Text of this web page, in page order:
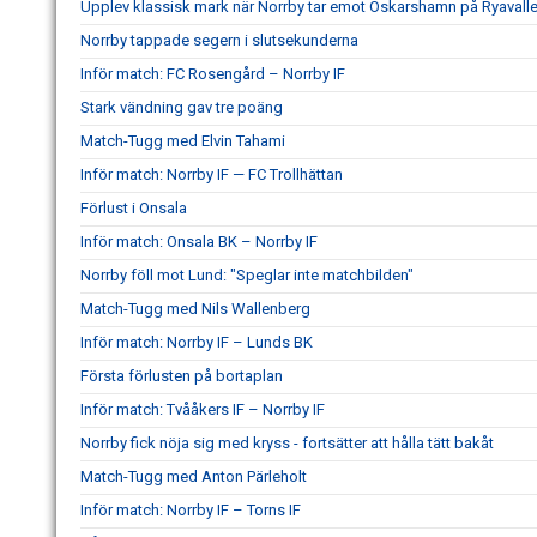
Upplev klassisk mark när Norrby tar emot Oskarshamn på
Norrby tappade segern i slutsekunderna
Inför match: FC Rosengård – Norrby IF
Stark vändning gav tre poäng
Match-Tugg med Elvin Tahami
Inför match: Norrby IF — FC Trollhättan
Förlust i Onsala
Inför match: Onsala BK – Norrby IF
Norrby föll mot Lund: "Speglar inte matchbilden"
Match-Tugg med Nils Wallenberg
Inför match: Norrby IF – Lunds BK
Första förlusten på bortaplan
Inför match: Tvååkers IF – Norrby IF
Norrby fick nöja sig med kryss - fortsätter att hålla tätt bakåt
Match-Tugg med Anton Pärleholt
Inför match: Norrby IF – Torns IF